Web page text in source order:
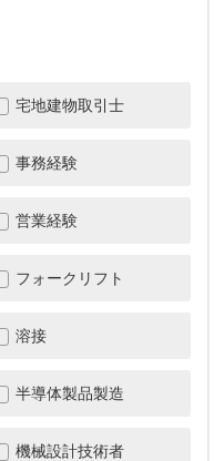
宅地建物取引士
事務経験
営業経験
フォークリフト
溶接
半導体製品製造
機械設計技術者